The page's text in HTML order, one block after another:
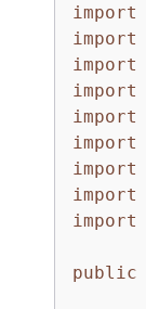
import
import
import
import
import
import
import
import
import
public